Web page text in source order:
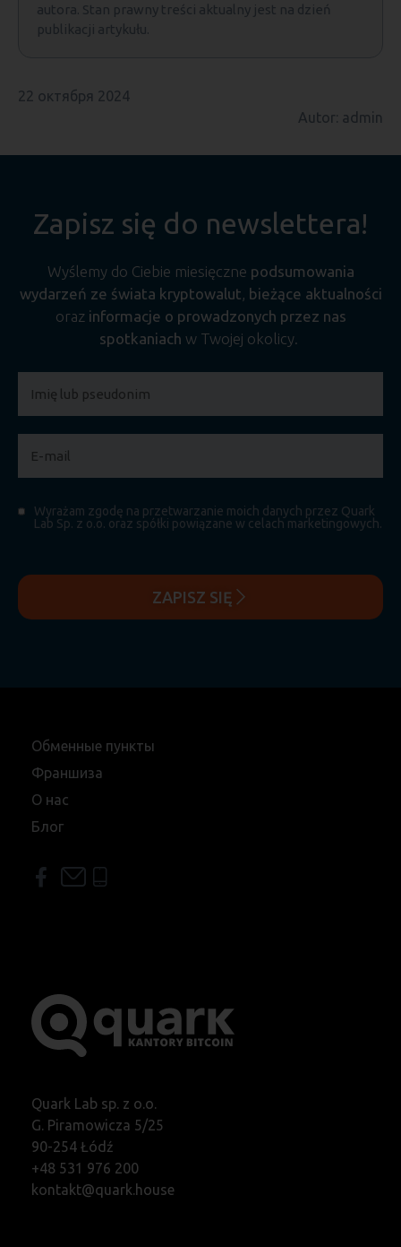
autora. Stan prawny treści aktualny jest na dzień
publikacji artykułu.
22 октября 2024
Autor: admin
Zapisz się do newslettera!
Wyślemy do Ciebie miesięczne podsumowania
wydarzeń ze świata kryptowalut, bieżące aktualności
oraz informacje o prowadzonych przez nas
spotkaniach w Twojej okolicy.
Wyrażam zgodę na przetwarzanie moich danych przez Quark
Lab Sp. z o.o. oraz spółki powiązane w celach marketingowych.
ZAPISZ SIĘ
Обменные пункты
Франшиза
О нас
Блог
Quark Lab sp. z o.o.
G. Piramowicza 5/25
90-254 Łódź
+48 531 976 200
kontakt@quark.house